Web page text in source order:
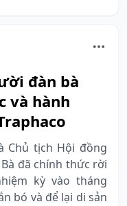
đàn bà
và hành
Chủ tịch Hội đồng
đã chính thức rời
kỳ vào tháng
bó và để lại di sản